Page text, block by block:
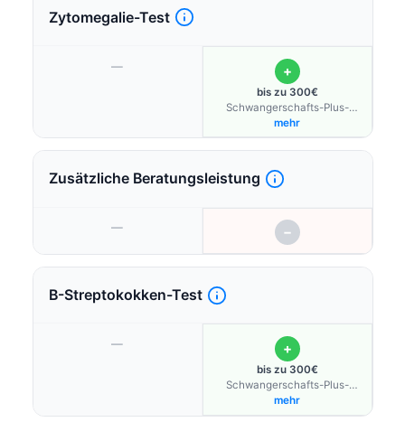
Zytomegalie-Test
— +
bis zu 300€
Schwangerschafts-Plus-
Budget
mehr
Zusätzliche Beratungsleistung
— −
B-Streptokokken-Test
— +
bis zu 300€
Schwangerschafts-Plus-
Budget
mehr